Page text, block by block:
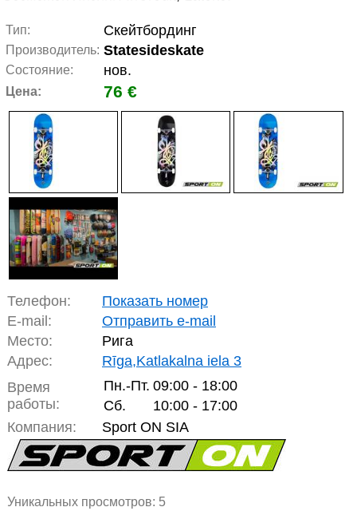
Тип: Скейтбординг
Производитель: Statesideskate
Состояние: нов.
Цена: 76 €
Телефон:
Показать номер
E-mail:
Отправить e-mail
Место:
Рига
Адрес:
Rīga,Katlakalna iela 3
Время
работы:
Пн.-Пт. 09:00 - 18:00
Сб.
10:00 - 17:00
Компания:
Sport ON SIA
Уникальных просмотров: 5